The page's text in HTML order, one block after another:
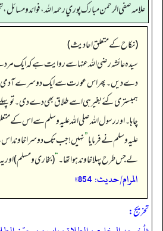
علامه صفي الرحمن مبارك پوري رحمه الله، فوائد و مسائل،
(نکاح کے متعلق احادیث)
سیدہ عائشہ رضی اللہ عنہا سے روایت ہے کہ ایک مرد
دے دیں۔ پھر اس عورت سے ایک دوسرے آدمی
ہمبستری کئے بغیر ہی اسے طلاق بھی دے دی۔ تو
چاہا۔ اور رسول اللہ صلی اللہ علیہ وسلم سے اس کے
علیہ وسلم نے فرمایا”نہیں! جب تک دوسرا خاوند
لے جس طرح پہلا خاوند ہوا تھا۔“(بخاری و مسلم) اور
المرام/حدیث: 854»
تخریج: